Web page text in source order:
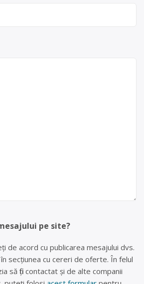
pe site?
de acord cu publicarea mesajului dvs.
secțiunea cu cereri de oferte. În felul
să fiți contactat și de alte companii